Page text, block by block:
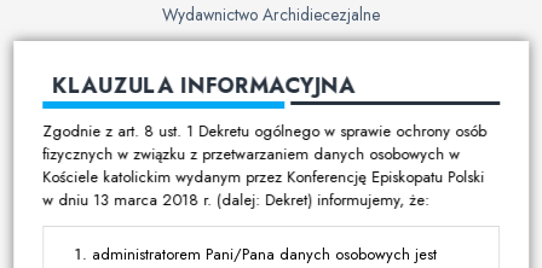
Wydawnictwo Archidiecezjalne
Cmentarze
Duszpasterstwo
Program duszpasterski
Kalendarz pracy duszpasterskiej
Duszpasterstwo specjalistyczne
Ruchy i stowarzyszenia
KLAUZULA INFORMACYJNA
Zgodnie z art. 8 ust. 1 Dekretu ogólnego w sprawie ochrony osób
fizycznych w związku z przetwarzaniem danych osobowych w
Kościele katolickim wydanym przez Konferencję Episkopatu Polski
w dniu 13 marca 2018 r. (dalej: Dekret) informujemy, że:
administratorem Pani/Pana danych osobowych jest